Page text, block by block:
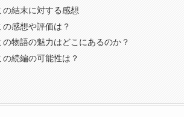
の結末に対する感想
の感想や評価は？
の物語の魅力はどこにあるのか？
の続編の可能性は？